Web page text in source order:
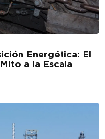
Energética: El
a la Escala